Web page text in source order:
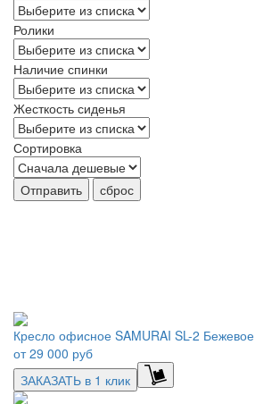
Ролики
Наличие спинки
Жесткость сиденья
Сортировка
Отправить сброс
Кресло офисное SAMURAI SL-2 Бежевое
от29 000 руб
ЗАКАЗАТЬ в 1 клик